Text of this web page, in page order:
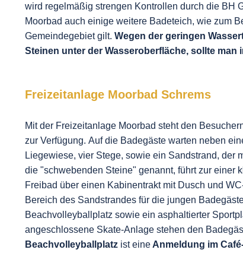
wird regelmäßig strengen Kontrollen durch die BH
Moorbad auch einige weitere Badeteich, wie zum
Gemeindegebiet gilt. Wegen der geringen
Steinen unter der Wasseroberfläche, sollte
Freizeitanlage Moorbad Schrems
Mit der Freizeitanlage Moorbad steht den
zur Verfügung. Auf die Badegäste warten neben
Liegewiese, vier Stege, sowie ein Sandstrand, der
die "schwebenden Steine" genannt, führt zur einer
Freibad über einen Kabinentrakt mit Dusch und
Bereich des Sandstrandes für die jungen
Beachvolleyballplatz sowie ein asphaltierter
angeschlossene Skate-Anlage stehen den
Beachvolleyballplatzist eineAnmeldung im